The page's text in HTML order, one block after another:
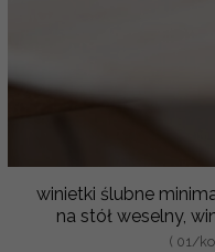
winietki ślubne
na stół weselny,
( 01/